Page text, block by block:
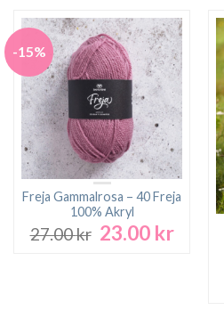
-15%
Freja Gammalrosa – 40 Freja
100% Akryl
27.00kr Det
23.00 krDet